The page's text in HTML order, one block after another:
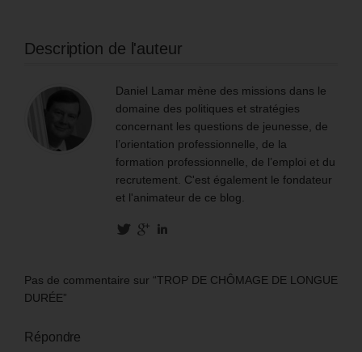
Description de l'auteur
Daniel Lamar mène des missions dans le
domaine des politiques et stratégies
concernant les questions de jeunesse, de
l’orientation professionnelle, de la
formation professionnelle, de l’emploi et du
recrutement. C'est également le fondateur
et l'animateur de ce blog.
Pas de commentaire sur “TROP DE CHÔMAGE DE LONGUE
DURÉE”
Répondre